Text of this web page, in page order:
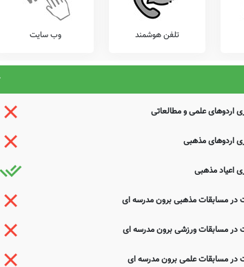
تلفن هوشمند وب سایت
اردوهای علمی و مطالعاتی
اردوهای مذهبی
اعیاد مذهبی
در مسابقات مذهبی برون مدرسه ای
در مسابقات ورزشی برون مدرسه ای
در مسابقات علمی برون مدرسه ای